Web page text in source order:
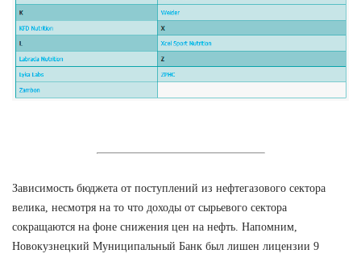
Зависимость бюджета от поступлений из нефтегазового сектора
велика, несмотря на то что доходы от сырьевого сектора
сокращаются на фоне снижения цен на нефть. Напомним,
Новокузнецкий Муниципальный Банк был лишен лицензии 9